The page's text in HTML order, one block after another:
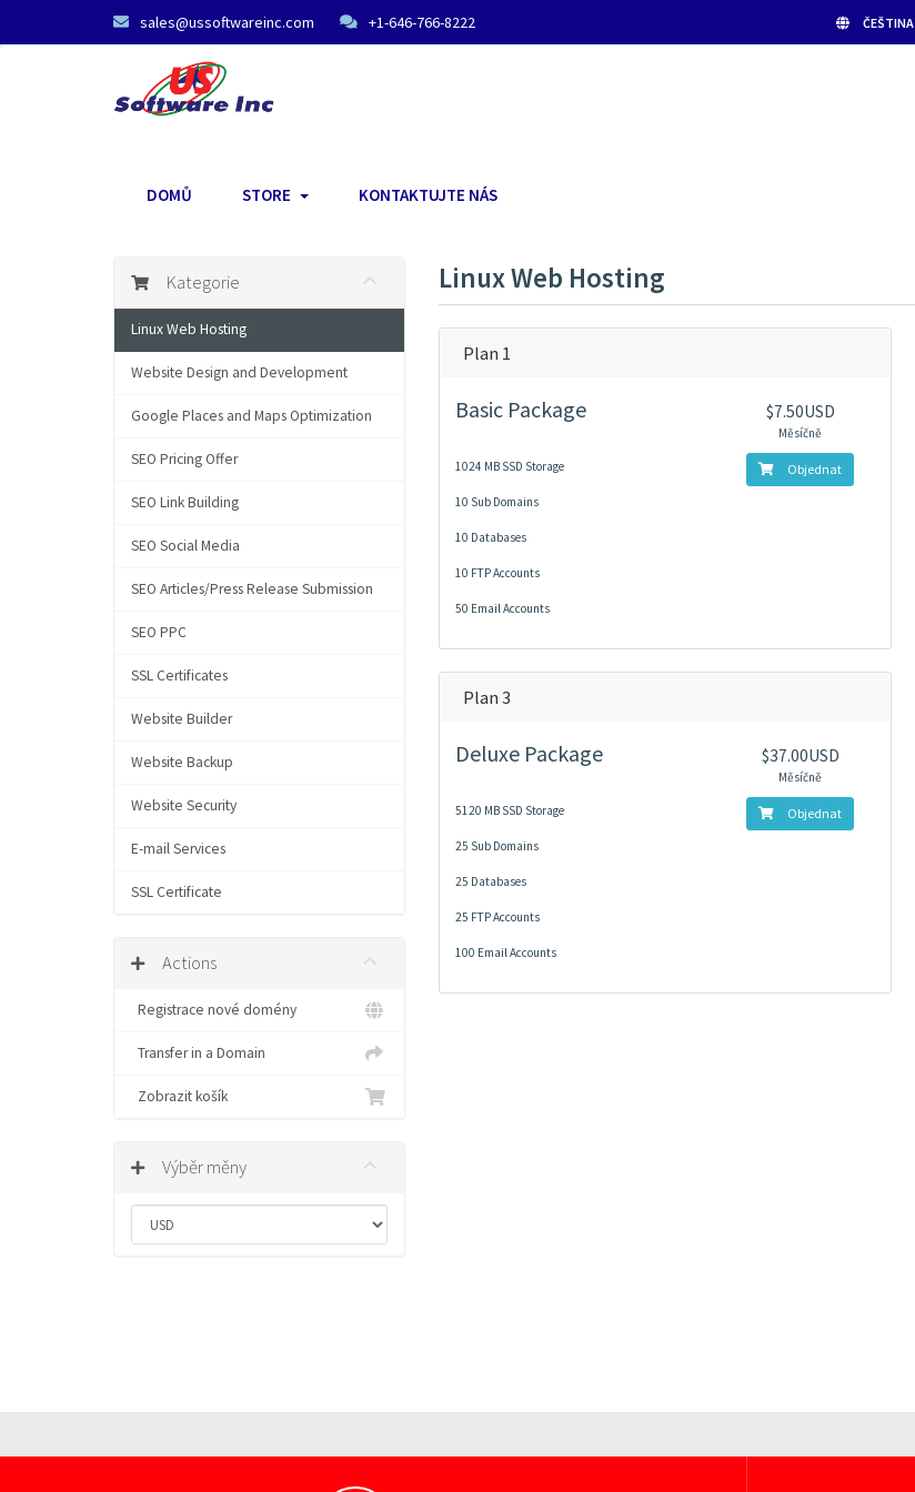
sales@ussoftwareinc.com +1-646-766-8222 ČEŠTINA
DOMŮ STORE KONTAKTUJTE NÁS
Linux Web Hosting
Kategorie
Linux Web Hosting
Website Design and Development
Google Places and Maps Optimization
SEO Pricing Offer
SEO Link Building
SEO Social Media
SEO Articles/Press Release Submission
SEO PPC
SSL Certificates
Website Builder
Website Backup
Website Security
E-mail Services
SSL Certificate
Actions
Registrace nové domény
Transfer in a Domain
Zobrazit košík
Výběr měny
Plan 1
Basic Package
1024 MB SSD Storage
10 Sub Domains
10 Databases
10 FTP Accounts
50 Email Accounts
$7.50USD
Měsíčně
Objednat
Plan 3
Deluxe Package
5120 MB SSD Storage
25 Sub Domains
25 Databases
25 FTP Accounts
100 Email Accounts
$37.00USD
Měsíčně
Objednat